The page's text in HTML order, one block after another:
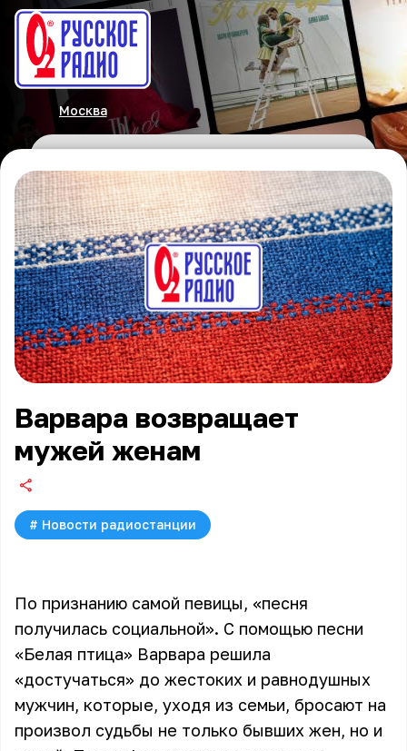
Москва
Варвара возвращает
мужей женам
# Новости радиостанции
По признанию самой певицы, «песня
получилась социальной». С помощью песни
«Белая птица» Варвара решила
«достучаться» до жестоких и равнодушных
мужчин, которые, уходя из семьи, бросают на
произвол судьбы не только бывших жен, но и